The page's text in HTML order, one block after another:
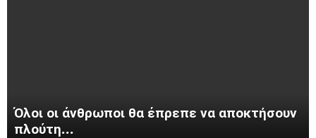
Όλοι οι άνθρωποι θα έπρεπε να αποκτήσουν
πλούτη…